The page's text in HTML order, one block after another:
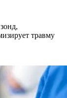
травму